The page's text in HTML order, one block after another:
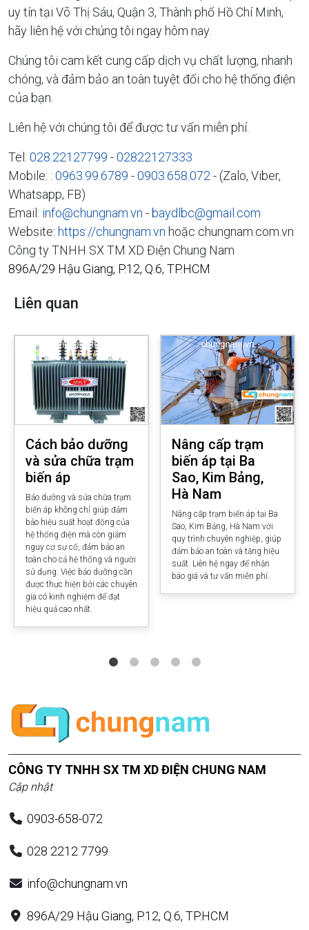
uy tín tại Võ Thị Sáu, Quận 3, Thành phố Hồ Chí Minh,
hãy liên hệ với chúng tôi ngay hôm nay.
Chúng tôi cam kết cung cấp dịch vụ chất lượng, nhanh
chóng, và đảm bảo an toàn tuyệt đối cho hệ thống điện
của bạn.
Liên hệ với chúng tôi để được tư vấn miễn phí.
Tel: 028.22127799 -02822127333
Mobile: : 0963.99.6789 -0903.658.072 - (Zalo, Viber,
Whatsapp, FB)
Email: info@chungnam.vn -baydlbc@gmail.com
Website: https://chungnam.vn hoặc chungnam.com.vn
Công ty TNHH SX TM XD Điện Chung Nam
896A/29 Hậu Giang, P.12, Q.6, TP.HCM
Liên quan
Cách bảo dưỡng
và sửa chữa trạm
biến áp
Bảo dưỡng và sửa chữa trạm
biến áp không chỉ giúp đảm
bảo hiệu suất hoạt động của
hệ thống điện mà còn giảm
nguy cơ sự cố, đảm bảo an
toàn cho cả hệ thống và người
sử dụng. Việc bảo dưỡng cần
được thực hiện bởi các chuyên
gia có kinh nghiệm để đạt
hiệu quả cao nhất.
Nâng cấp trạm
biến áp tại Ba
Sao, Kim Bảng,
Hà Nam
Nâng cấp trạm biến áp tại Ba
Sao, Kim Bảng, Hà Nam với
quy trình chuyên nghiệp, giúp
đảm bảo an toàn và tăng hiệu
suất. Liên hệ ngay để nhận
báo giá và tư vấn miễn phí.
CÔNG TY TNHH SX TM XD ĐIỆN CHUNG NAM
Cập nhật
0903-658-072
028 2212 7799
info@chungnam.vn
896A/29 Hậu Giang, P.12, Q.6, TP.HCM